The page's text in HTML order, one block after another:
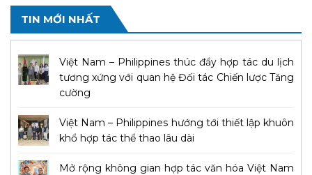
TIN MỚI NHẤT
Việt Nam – Philippines thúc đẩy hợp tác du lịch
tương xứng với quan hệ Đối tác Chiến lược Tăng
cường
Việt Nam – Philippines hướng tới thiết lập khuôn
khổ hợp tác thể thao lâu dài
Mở rộng không gian hợp tác văn hóa Việt Nam